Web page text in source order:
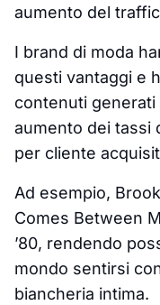
aumento del
I brand di moda
questi vantaggi e
contenuti
aumento dei tassi
per cliente
Ad esempio,
Comes Between
’80, rendendo
mondo sentirsi
biancheria intima.